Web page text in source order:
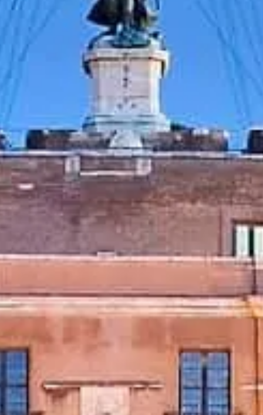
क्या देखें उपयोगी जानकारी
हिन्दीHI
अक्सर पूछे प्रश्न